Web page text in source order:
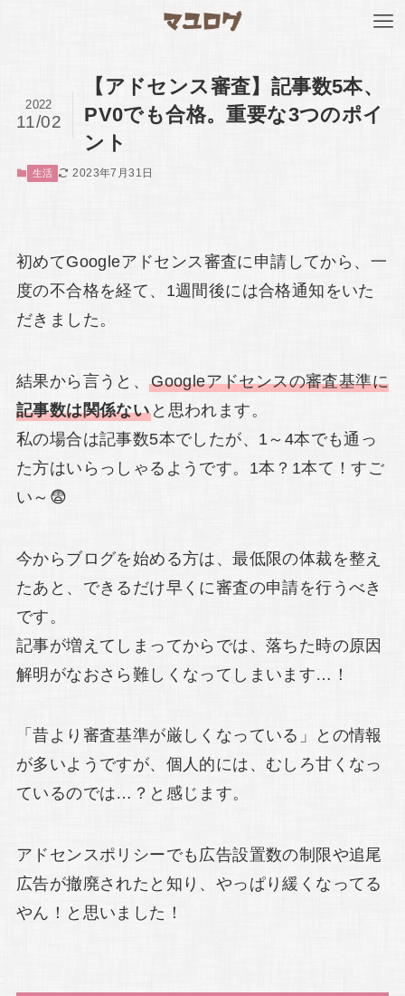
【アドセンス審査】記事数5本、
PV0でも合格。重要な3つのポイ
ント
2022
11/02
生活 2023年7月31日
初めてGoogleアドセンス審査に申請してから、一
度の不合格を経て、1週間後には合格通知をいた
だきました。
結果から言うと、Googleアドセンスの審査基準に
記事数は関係ない と思われます。
私の場合は記事数5本でしたが、1～4本でも通っ
た方はいらっしゃるようです。1本？1本て！すご
い～😨
今からブログを始める方は、最低限の体裁を整え
たあと、できるだけ早くに審査の申請を行うべき
です。
記事が増えてしまってからでは、落ちた時の原因
解明がなおさら難しくなってしまいます…！
「昔より審査基準が厳しくなっている」との情報
が多いようですが、個人的には、むしろ甘くなっ
ているのでは…？と感じます。
アドセンスポリシーでも広告設置数の制限や追尾
広告が撤廃されたと知り、やっぱり緩くなってる
やん！と思いました！